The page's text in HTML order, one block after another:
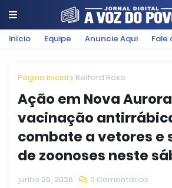
Início Equipe Anuncie Aqui Fale
Página inicial Belford Roxo
Ação em Nova
vacinação
combate a vetores e
de zoonoses neste
junho 26, 2026 0 Comentários